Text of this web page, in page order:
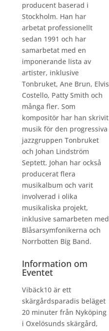
producent baserad i
Stockholm. Han har
arbetat professionellt
sedan 1991 och har
samarbetat med en
imponerande lista av
artister, inklusive
Tonbruket, Ane Brun, Elvis
Costello, Patty Smith och
många fler. Som
kompositör har han skrivit
musik för den progressiva
jazzgruppen Tonbruket
och Johan Lindström
Septett. Johan har också
producerat flera
musikalbum och varit
involverad i olika
musikaliska projekt,
inklusive samarbeten med
Blåsarsymfonikerna och
Norrbotten Big Band.
Information om
Eventet
Vibäck10 är ett
skärgårdsparadis beläget
20 minuter från Nyköping
i Oxelösunds skärgård,